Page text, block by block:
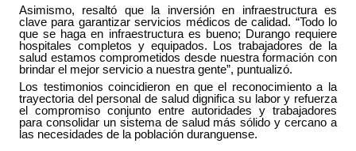
Asimismo, resaltó que la inversión en infraestructura es
clave para garantizar servicios médicos de calidad. “Todo lo
que se haga en infraestructura es bueno; Durango requiere
hospitales completos y equipados. Los trabajadores de la
salud estamos comprometidos desde nuestra formación con
brindar el mejor servicio a nuestra gente”, puntualizó.
Los testimonios coincidieron en que el reconocimiento a la
trayectoria del personal de salud dignifica su labor y refuerza
el compromiso conjunto entre autoridades y trabajadores
para consolidar un sistema de salud más sólido y cercano a
las necesidades de la población duranguense.